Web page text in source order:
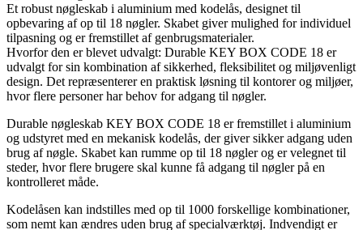
Et robust nøgleskab i aluminium med kodelås, designet til
opbevaring af op til 18 nøgler. Skabet giver mulighed for individuel
tilpasning og er fremstillet af genbrugsmaterialer.
Hvorfor den er blevet udvalgt: Durable KEY BOX CODE 18 er
udvalgt for sin kombination af sikkerhed, fleksibilitet og miljøvenligt
design. Det repræsenterer en praktisk løsning til kontorer og miljøer,
hvor flere personer har behov for adgang til nøgler.
Durable nøgleskab KEY BOX CODE 18 er fremstillet i aluminium
og udstyret med en mekanisk kodelås, der giver sikker adgang uden
brug af nøgle. Skabet kan rumme op til 18 nøgler og er velegnet til
steder, hvor flere brugere skal kunne få adgang til nøgler på en
kontrolleret måde.
Kodelåsen kan indstilles med op til 1000 forskellige kombinationer,
som nemt kan ændres uden brug af specialværktøj. Indvendigt er